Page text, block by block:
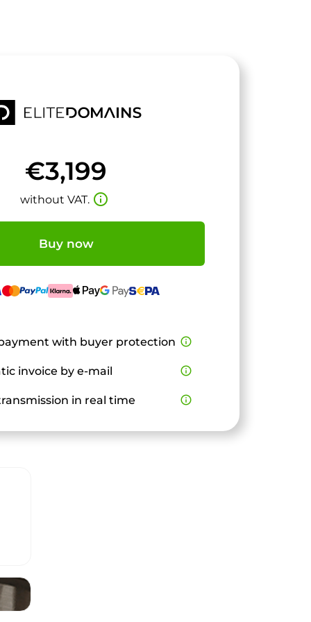
€3,199
without VAT. info_outline
Buy now
with buyer protection info_outline
invoice by e-mail info_outline
in real time info_outline